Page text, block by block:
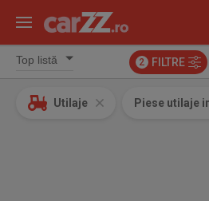
2 FILTRE
Utilaje Piese utilaje